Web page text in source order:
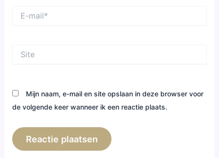
mail*
Mijn naam, e-mail en site opslaan in deze browser voor
de volgende keer wanneer ik een reactie plaats.